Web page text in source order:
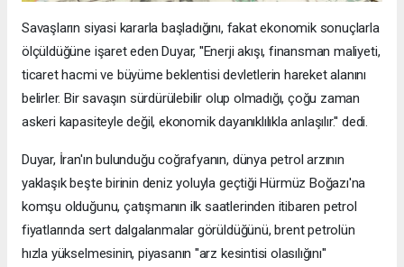
Savaşların siyasi kararla başladığını, fakat ekonomik sonuçlarla
ölçüldüğüne işaret eden Duyar, ''Enerji akışı, finansman maliyeti,
ticaret hacmi ve büyüme beklentisi devletlerin hareket alanını
belirler. Bir savaşın sürdürülebilir olup olmadığı, çoğu zaman
askeri kapasiteyle değil, ekonomik dayanıklılıkla anlaşılır.'' dedi.
Duyar, İran'ın bulunduğu coğrafyanın, dünya petrol arzının
yaklaşık beşte birinin deniz yoluyla geçtiği Hürmüz Boğazı'na
komşu olduğunu, çatışmanın ilk saatlerinden itibaren petrol
fiyatlarında sert dalgalanmalar görüldüğünü, brent petrolün
hızla yükselmesinin, piyasanın ''arz kesintisi olasılığını''